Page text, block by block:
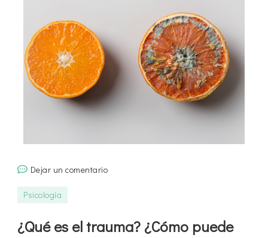
Dejar un comentarioen
trauma?
Psicología
¿Qué es el trauma? ¿Cómo puede